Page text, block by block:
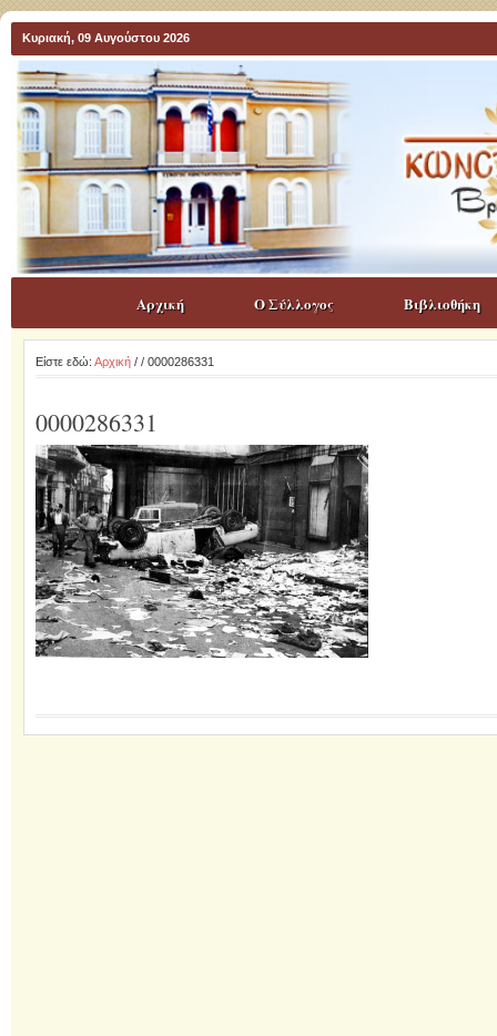
Κυριακή, 09 Αυγούστου 2026
Αρχική Ο Σύλλογος Βιβλιοθήκη
Είστε εδώ: Αρχική/ / 0000286331
0000286331